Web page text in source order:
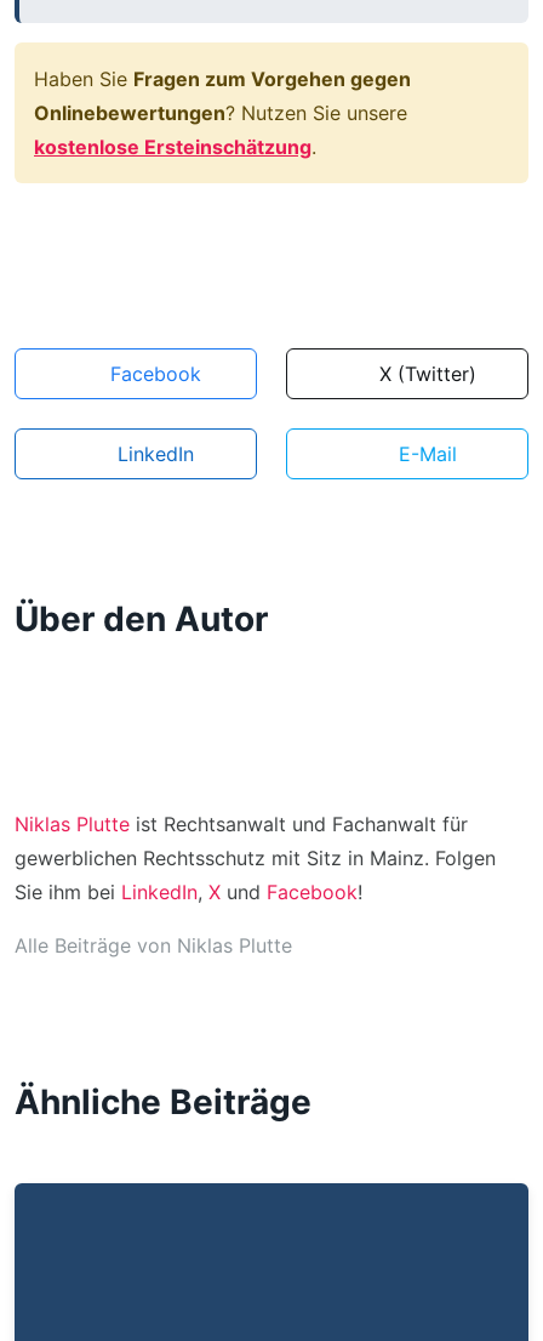
Haben Sie Fragen zum Vorgehen gegen
Onlinebewertungen? Nutzen Sie unsere
kostenlose Ersteinschätzung.
Facebook X (Twitter)
LinkedIn E-Mail
Über den Autor
Niklas Plutte ist Rechtsanwalt und Fachanwalt für
gewerblichen Rechtsschutz mit Sitz in Mainz. Folgen
Sie ihm bei LinkedIn, X und Facebook!
Alle Beiträge von Niklas Plutte
Ähnliche Beiträge